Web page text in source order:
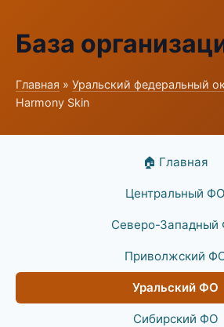
База
Главная » Уральский федеральный
Harmony Skin
🏠 Главная
Центральный ФО
Северо-Западный
Приволжский
Уральский ФО
Сибирский ФО